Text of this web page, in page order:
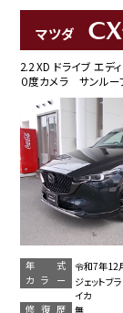
マツダ
2.2 XD ドライブ エ
０度カメラ サンルー
年 式 令和7年12
カラー
ジェットブ
イカ
修復歴
無